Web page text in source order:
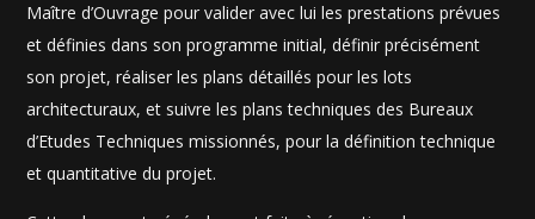
Maître d’Ouvrage pour valider avec lui les prestations prévues
et définies dans son programme initial, définir précisément
son projet, réaliser les plans détaillés pour les lots
architecturaux, et suivre les plans techniques des Bureaux
d’Etudes Techniques missionnés, pour la définition technique
et quantitative du projet.